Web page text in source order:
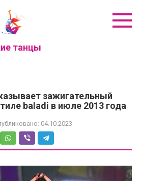
танцы
зажигательный
baladi в июле 2013 года
04.10.2023